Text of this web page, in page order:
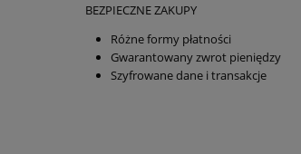
BEZPIECZNE ZAKUPY
Różne formy płatności
Gwarantowany zwrot pieniędzy
Szyfrowane dane i transakcje